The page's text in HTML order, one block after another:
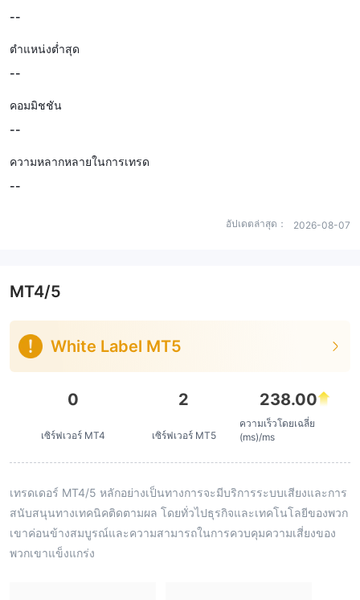
--
ตำแหน่งต่ำสุด
--
คอมมิชชัน
--
ความหลากหลายในการเทรด
--
อัปเดตล่าสุด： 2026-08-07
MT4/5
White Label MT5
0
เซิร์ฟเวอร์ MT4
2
เซิร์ฟเวอร์ MT5
238.00
ความเร็วโดยเฉลี่ย
(ms)/ms
เทรดเดอร์ MT4/5 หลักอย่างเป็นทางการจะมีบริการระบบเสียงและการ
สนับสนุนทางเทคนิคติดตามผล โดยทั่วไปธุรกิจและเทคโนโลยีของพวก
เขาค่อนข้างสมบูรณ์และความสามารถในการควบคุมความเสี่ยงของ
พวกเขาแข็งแกร่ง